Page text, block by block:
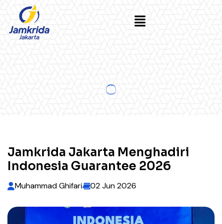
Jamkrida Jakarta Menghadiri
Indonesia Guarantee 2026
02 Jun 2026
Muhammad Ghifari